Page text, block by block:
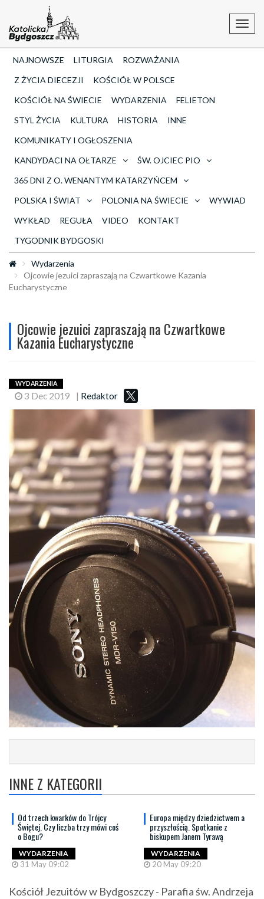
NAJNOWSZE LITURGIA
ROZWAŻANIA
Z ŻYCIA DIECEZJI
KOŚCIÓŁ W POLSCE
KOŚCIÓŁ NA ŚWIECIE
WYDARZENIA
FELIETON
STYL ŻYCIA
KULTURA HISTORIA
INNE
KOMUNIKATY I OGŁOSZENIA
KANDYDACI NA OŁTARZE
ŚW. OJCIEC PIO
365 DNI Z O. WENANTYM KATARZYŃCEM
POLSKA I ŚWIAT
POLONIA NA ŚWIECIE
WYWIAD
WYKŁAD
REGUŁA VIDEO
KONTAKT
TYGODNIK BYDGOSKI
Wydarzenia
Ojcowie jezuici zapraszają na Czwartkowe Kazania
Eucharystyczne
Ojcowie jezuici zapraszają na Czwartkowe
Kazania Eucharystyczne
WYDARZENIA
3 Dec 2019 | Redaktor
INNE Z KATEGORII
Od trzech kwarków do Trójcy
Świętej. Czy liczba trzy mówi coś
o Bogu?
WYDARZENIA
31 May 09:02
Europa między dziedzictwem a
przyszłością. Spotkanie z
biskupem Janem Tyrawą
WYDARZENIA
20 May 09:20
Kościół Jezuitów w Bydgoszczy - Parafia św. Andrzeja